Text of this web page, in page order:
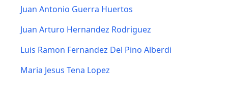
Juan Antonio Guerra Huertos
Juan Arturo Hernandez Rodriguez
Luis Ramon Fernandez Del Pino Alberdi
Maria Jesus Tena Lopez